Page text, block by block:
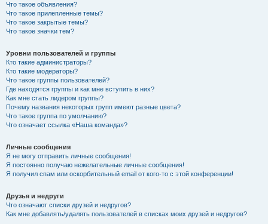
Что такое объявления?
Что такое прилепленные темы?
Что такое закрытые темы?
Что такое значки тем?
Уровни пользователей и группы
Кто такие администраторы?
Кто такие модераторы?
Что такое группы пользователей?
Где находятся группы и как мне вступить в них?
Как мне стать лидером группы?
Почему названия некоторых групп имеют разные цвета?
Что такое группа по умолчанию?
Что означает ссылка «Наша команда»?
Личные сообщения
Я не могу отправить личные сообщения!
Я постоянно получаю нежелательные личные сообщения!
Я получил спам или оскорбительный email от кого-то с этой конференции!
Друзья и недруги
Что означают списки друзей и недругов?
Как мне добавлять/удалять пользователей в списках моих друзей и недругов?